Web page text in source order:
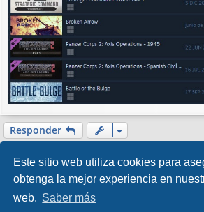
Este sitio web utiliza cookies para
obtenga la mejor experiencia en
web. Saber más
Responder
Inicio (Web) Foro Punta de Lanza Wargames